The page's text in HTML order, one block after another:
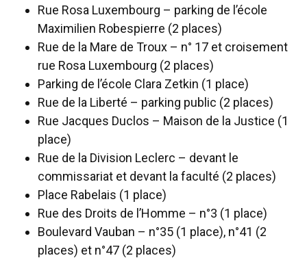
Rue Rosa Luxembourg – parking de l’école
Maximilien Robespierre (2 places)
Rue de la Mare de Troux – n° 17 et croisement
rue Rosa Luxembourg (2 places)
Parking de l’école Clara Zetkin (1 place)
Rue de la Liberté – parking public (2 places)
Rue Jacques Duclos – Maison de la Justice (1
place)
Rue de la Division Leclerc – devant le
commissariat et devant la faculté (2 places)
Place Rabelais (1 place)
Rue des Droits de l’Homme – n°3 (1 place)
Boulevard Vauban – n°35 (1 place), n°41 (2
places) et n°47 (2 places)